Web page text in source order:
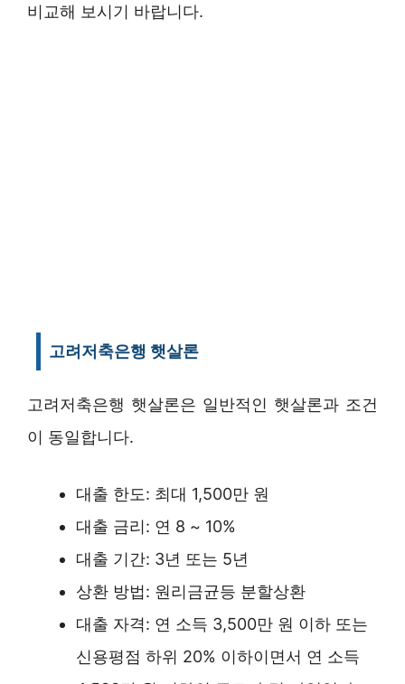
비교해 보시기 바랍니다.
고려저축은행 햇살론
고려저축은행 햇살론은 일반적인 햇살론과 조건
이 동일합니다.
대출 한도: 최대 1,500만 원
대출 금리: 연 8 ~ 10%
대출 기간: 3년 또는 5년
상환 방법: 원리금균등 분할상환
대출 자격: 연 소득 3,500만 원 이하 또는
신용평점 하위 20% 이하이면서 연 소득